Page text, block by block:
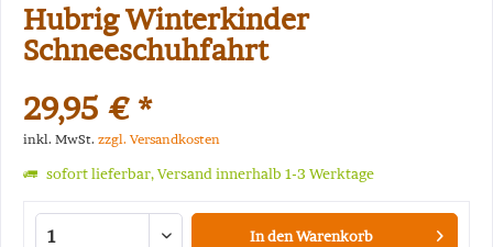
Hubrig Winterkinder
Schneeschuhfahrt
29,95 € *
inkl. MwSt. zzgl. Versandkosten
sofort lieferbar, Versand innerhalb 1-3 Werktage
In denWarenkorb